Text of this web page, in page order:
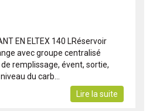
EN ELTEX 140 LRéservoir
avec groupe centralisé
remplissage, évent, sortie,
du carb...
Lire la suite